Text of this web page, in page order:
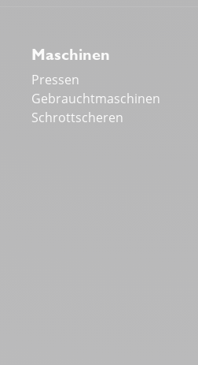
Maschinen
Pressen
Gebrauchtmaschinen
Schrottscheren